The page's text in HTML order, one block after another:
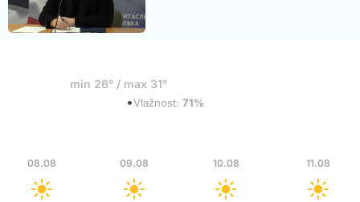
min 26° / max 31°
•Vlažnost: 71%
08.08 09.08 10.08 11.08